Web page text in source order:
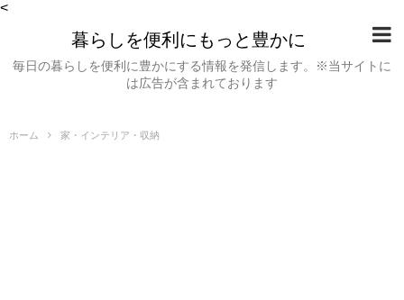
<
暮らしを便利にもっと豊かに
毎日の暮らしを便利に豊かにする情報を発信します。※当サイトに
は広告が含まれております
ホーム 家・インテリア・収納